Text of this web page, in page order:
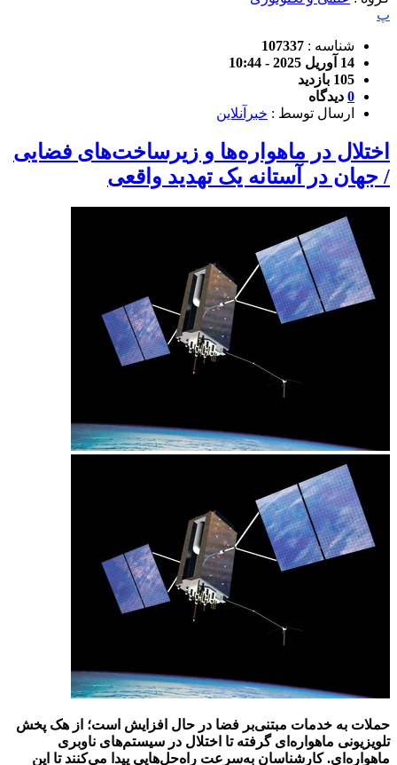
پ
شناسه : 107337
14 آوریل 2025 - 10:44
105 بازدید
0 دیدگاه
ارسال توسط : خبرآنلاین
اختلال در ماهواره‌ها و زیرساخت‌های فضایی
/ جهان در آستانه یک تهدید واقعی
حملات به خدمات مبتنی‌بر فضا در حال افزایش است؛ از هک پخش
تلویزیونی ماهواره‌ای گرفته تا اختلال در سیستم‌های ناوبری
ماهواره‌ای. کارشناسان به‌سرعت راه‌حل‌هایی پیدا می‌کنند تا این